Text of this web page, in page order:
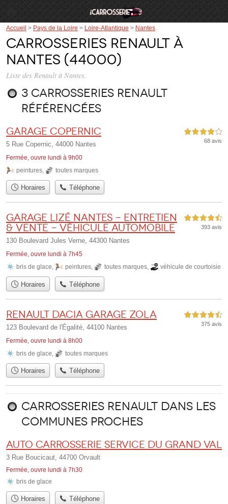
Accueil > Pays de la Loire > Loire-Atlantique > Nantes
Carrosseries Renault à
Nantes (44000)
Liste des Renault à Nantes.
3 carrosseries Renault
référencées
Garage Copernic
5 Rue Copernic, 44000 Nantes
Fermée, ouvre lundi à 9h00
4,0 étoiles sur 5
68 avis
peintures, toutes marques
Horaires Téléphone
Garage Lizé Nantes - Entretien
& Vente - Véhicule automobile
130 Boulevard Jules Verne, 44300 Nantes
Fermée, ouvre lundi à 7h45
4,5 étoiles sur 5
393 avis
bris de glace, peintures, toutes marques, véhicule de courtoisie
Horaires Téléphone
Renault Dacia Garage Zola
123 Boulevard de l'Égalité, 44100 Nantes
Fermée, ouvre lundi à 8h00
4,5 étoiles sur 5
375 avis
bris de glace toutes marques
Horaires Téléphone
Carrosseries Renault dans les
communes proches
Auto Carrosserie Service du Grand Val
3 Rue Boucicaut, 44700 Orvault
Fermée, ouvre lundi à 7h30
bris de glace
Horaires Téléphone